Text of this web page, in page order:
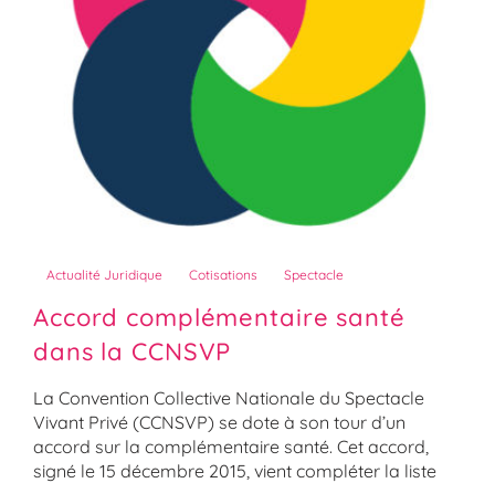
Actualité Juridique Cotisations Spectacle
Accord complémentaire santé
dans la CCNSVP
La Convention Collective Nationale du Spectacle
Vivant Privé (CCNSVP) se dote à son tour d’un
accord sur la complémentaire santé. Cet accord,
signé le 15 décembre 2015, vient compléter la liste